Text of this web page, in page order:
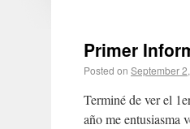
Primer
Posted on September
Terminé de ver el
año me entusiasma